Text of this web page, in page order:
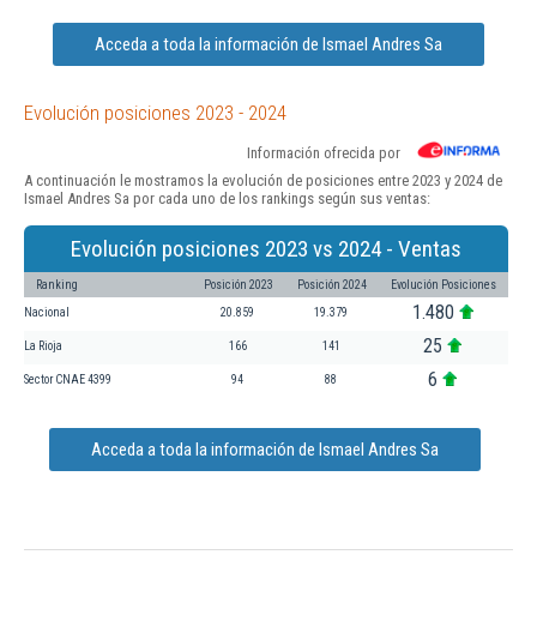
Acceda a toda la información de Ismael Andres Sa
Evolución posiciones 2023 - 2024
Información ofrecida por
A continuación le mostramos la evolución de posiciones entre 2023 y 2024 de
Ismael Andres Sa por cada uno de los rankings según sus ventas:
Evolución posiciones 2023 vs 2024 - Ventas
Ranking Posición 2023 Posición 2024 Evolución Posiciones
Nacional 20.859 19.379 1.480
La Rioja 166 141 25
Sector CNAE 4399 94 88 6
Acceda a toda la información de Ismael Andres Sa